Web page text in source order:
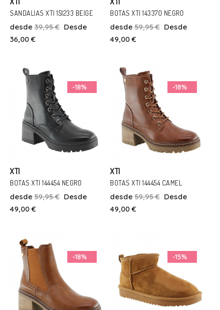
Talla
Añadir Al Carrito
SANDALIAS XTI 151233 BEIGE
desde 39,95 € Desde
36,00 €
Talla
Añadir Al Carrito
BOTAS XTI 143370 NEGRO
desde 59,95 € Desde
49,00 €
-18%
Talla
36
Añadir Al Carrito
XTI
BOTAS XTI 144454 NEGRO
desde 59,95 € Desde
49,00 €
-18%
Talla
Añadir Al Carrito
XTI
BOTAS XTI 144454 CAMEL
desde 59,95 € Desde
49,00 €
-18% -15%